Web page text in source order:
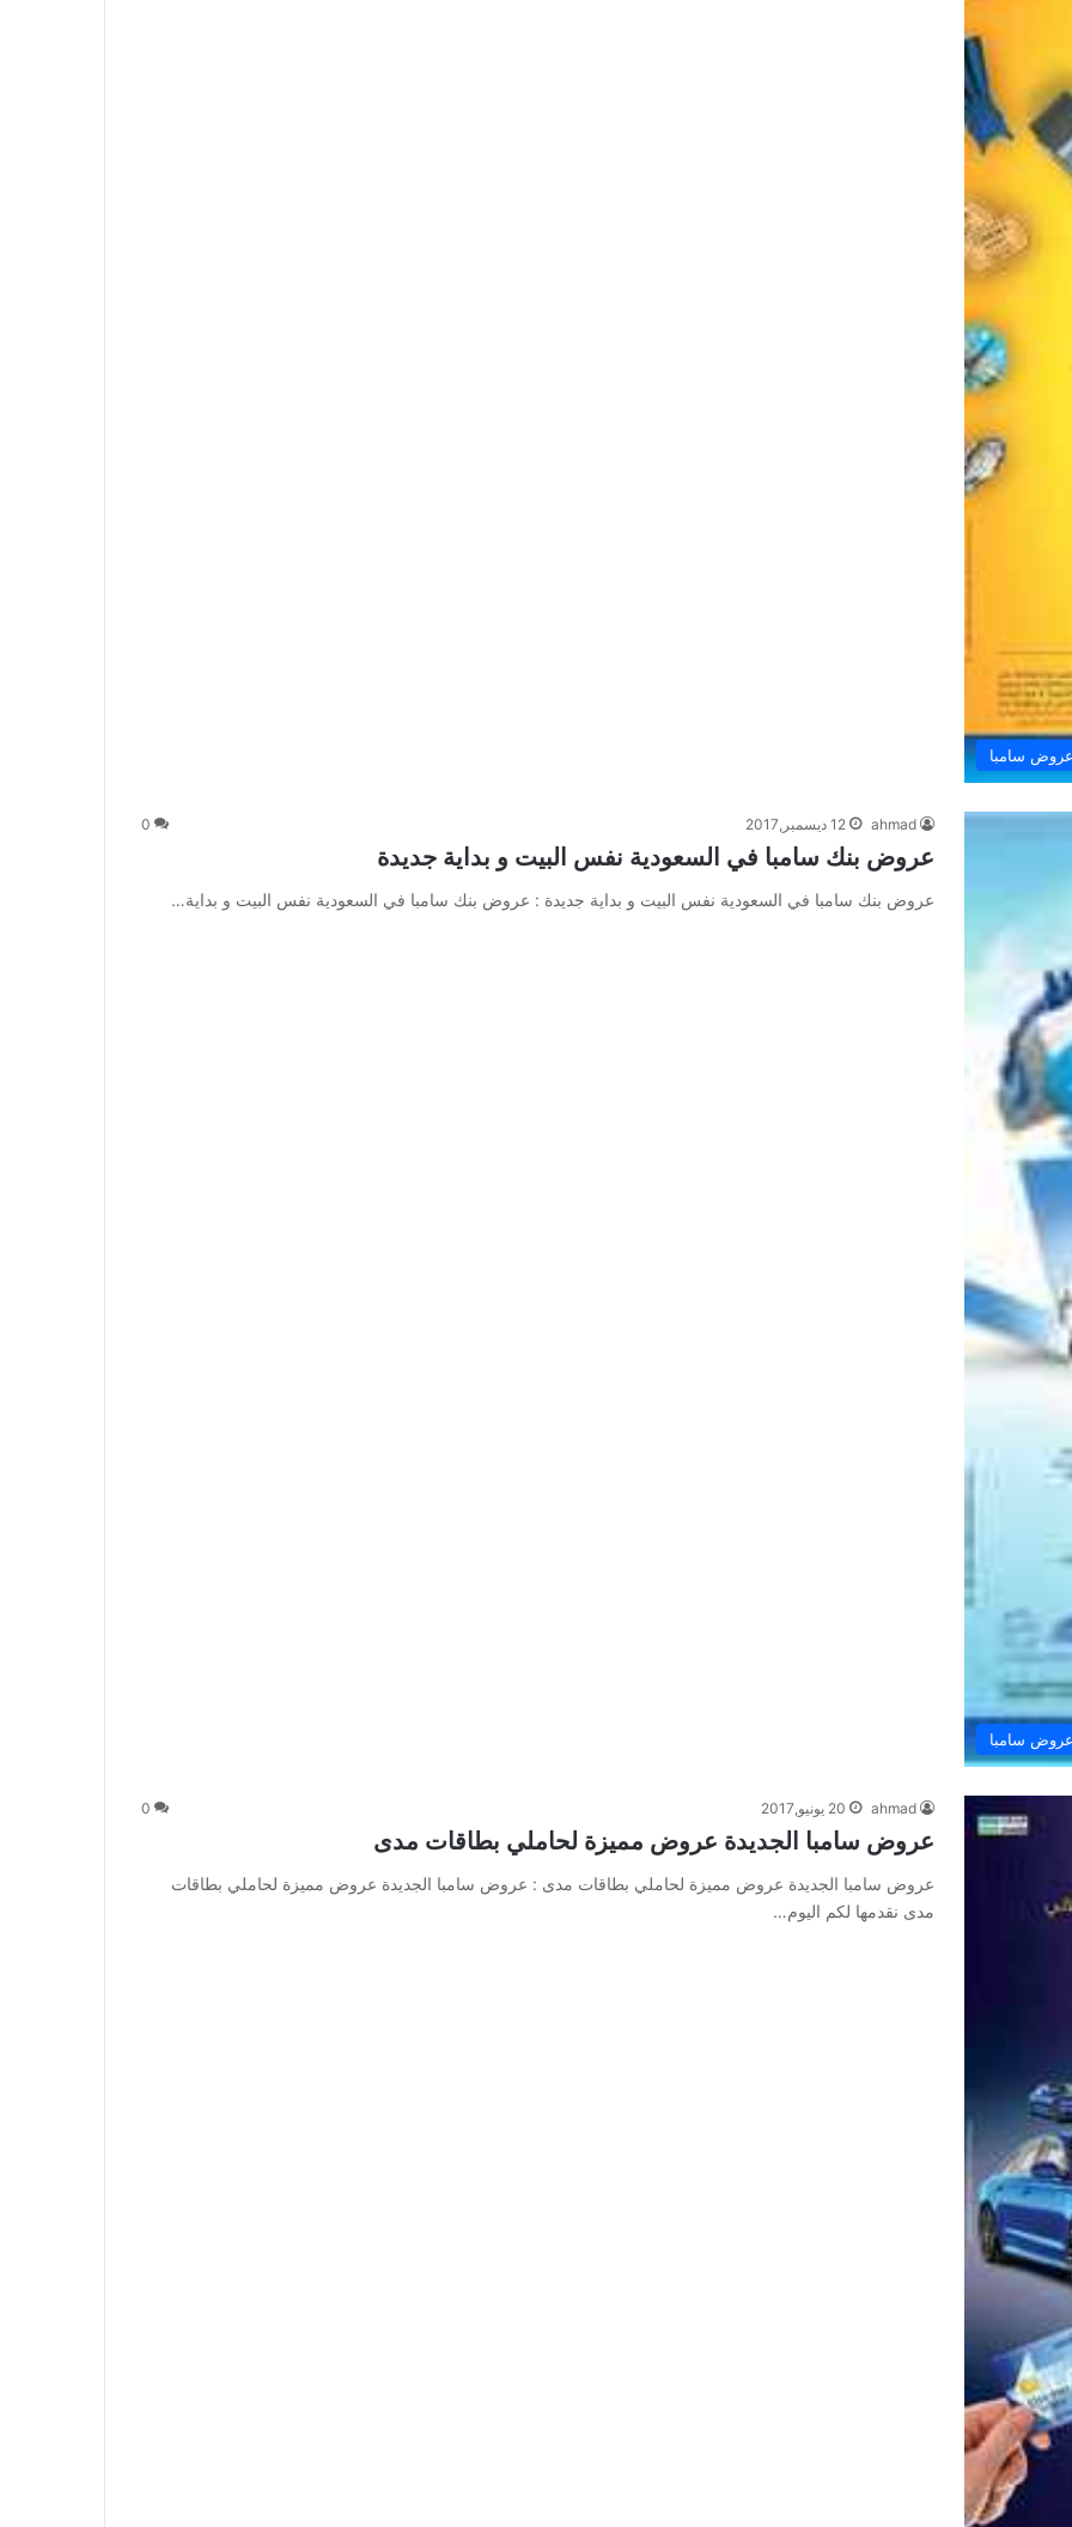
سامبا
سامبا
ahmad 12 ديسمبر,2017 0
عروض بنك سامبا في السعودية نفس البيت و بداية جديدة
عروض بنك سامبا في السعودية نفس البيت و بداية جديدة : عروض بنك سامبا في السعودية نفس البيت و بداية…
ahmad 20 يونيو,2017 0
عروض سامبا الجديدة عروض مميزة لحاملي بطاقات مدى
عروض سامبا الجديدة عروض مميزة لحاملي بطاقات مدى : عروض سامبا الجديدة عروض مميزة لحاملي بطاقات
مدى نقدمها لكم اليوم…